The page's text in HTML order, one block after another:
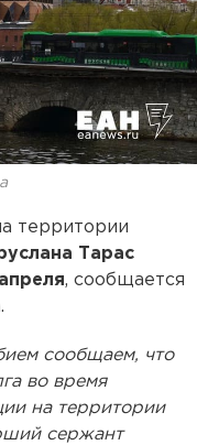
территории
Тарас
, сообщается
сообщаем, что
во время
на территории
сержант